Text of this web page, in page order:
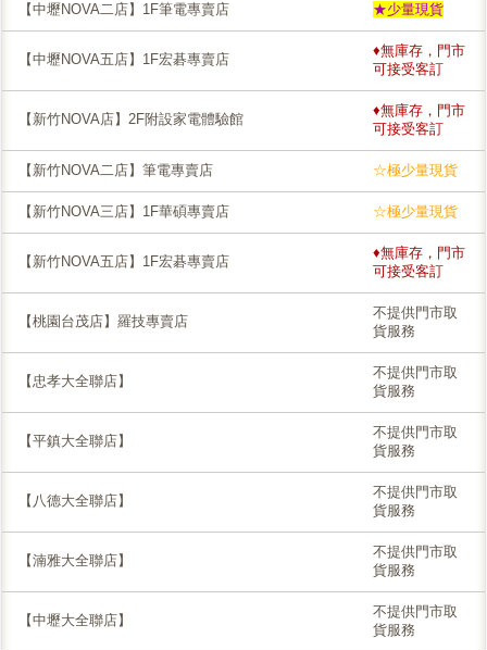
【中壢NOVA二店】1F筆電專賣店 ★少量現貨
【中壢NOVA五店】1F宏碁專賣店
♦無庫存，門市
可接受客訂
【新竹NOVA店】2F附設家電體驗館
♦無庫存，門市
可接受客訂
【新竹NOVA二店】筆電專賣店 ☆極少量現貨
【新竹NOVA三店】1F華碩專賣店 ☆極少量現貨
【新竹NOVA五店】1F宏碁專賣店
♦無庫存，門市
可接受客訂
【桃園台茂店】羅技專賣店
不提供門市取
貨服務
【忠孝大全聯店】
不提供門市取
貨服務
【平鎮大全聯店】
不提供門市取
貨服務
【八德大全聯店】
不提供門市取
貨服務
【湳雅大全聯店】
不提供門市取
貨服務
【中壢大全聯店】
不提供門市取
貨服務